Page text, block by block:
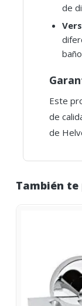
de
Este
de
de
También